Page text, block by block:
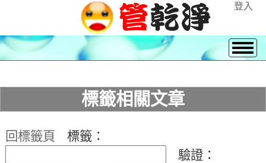
登入
標籤相關文章
回標籤頁
標籤：
驗證：